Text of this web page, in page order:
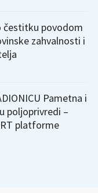
čestitku povodom
zahvalnosti i
Pametna i
poljoprivredi –
platforme